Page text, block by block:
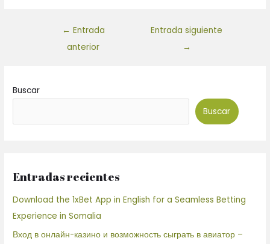
← Entrada
anterior
Entrada siguiente
→
Buscar
Buscar
Entradas recientes
Download the 1xBet App in English for a Seamless Betting
Experience in Somalia
Вход в онлайн-казино и возможность сыграть в авиатор –